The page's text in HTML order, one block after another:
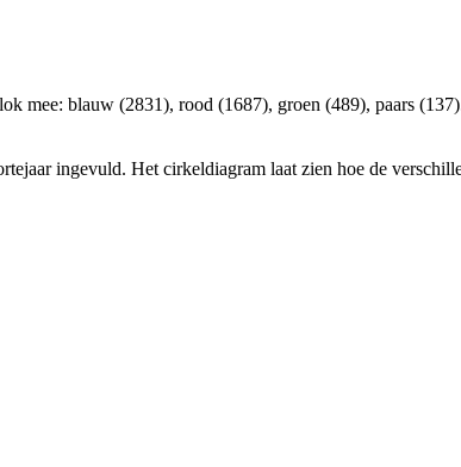
ingevuld. Het cirkeldiagram laat zien hoe de